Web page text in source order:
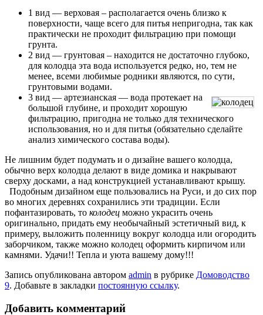
1 вид — верховая – располагается очень близко к
поверхности, чаще всего для питья непригодна, так как
практически не проходит фильтрацию при помощи
грунта.
2 вид — грунтовая – находится не достаточно глубоко,
для колодца эта вода используется редко, но, тем не
менее, всеми любимые родники являются, по сути,
грунтовыми водами.
3 вид — артезианская — вода протекает на
большой глубине, и проходит хорошую
фильтрацию, пригодна не только для технического
использования, но и для питья (обязательно сделайте
анализ химического состава воды).
Не лишним будет подумать и о дизайне вашего колодца,
обычно верх колодца делают в виде домика и накрывают
сверху досками, а над конструкцией устанавливают крышу.
Подобным дизайном еще пользовались на Руси, и до сих пор
во многих деревнях сохранились эти традиции. Если
пофантазировать, то колодец можно украсить очень
оригинально, придать ему необычайный эстетичный вид, к
примеру, выложить поленницу вокруг колодца или огородить
заборчиком, также можно колодец оформить кирпичом или
камнями. Удачи!! Тепла и уюта вашему дому!!!
Запись опубликована автором admin в рубрике Домоводство
9. Добавьте в закладки постоянную ссылку.
Добавить комментарий